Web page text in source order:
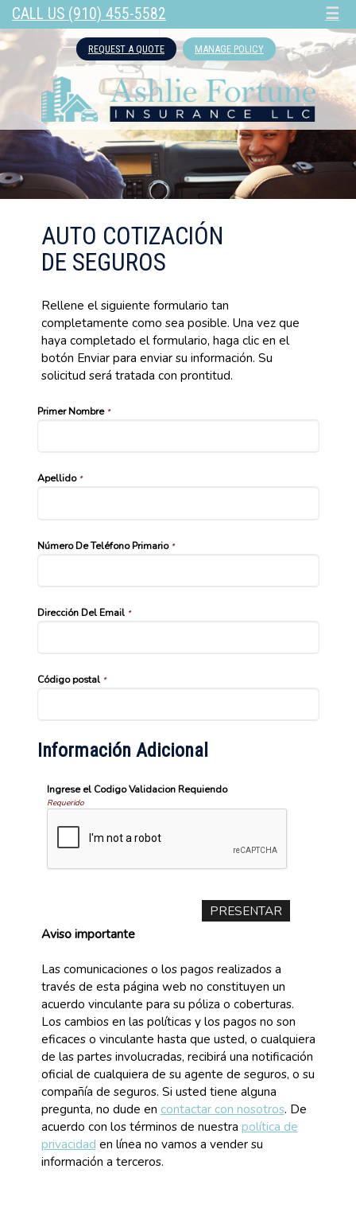
CALL US (910) 455-5582 ☰
REQUEST A QUOTE MANAGE POLICY
AUTO COTIZACIÓN
DE SEGUROS
Rellene el siguiente formulario tan
completamente como sea posible. Una vez que
haya completado el formulario, haga clic en el
botón Enviar para enviar su información. Su
solicitud será tratada con prontitud.
Primer Nombre *
Apellido*
Número De Teléfono Primario*
Dirección Del Email*
Código postal*
Información Adicional
Ingrese el Codigo Validacion Requiendo
Requerido
Aviso importante
Las comunicaciones o los pagos realizados a
través de esta página web no constituyen un
acuerdo vinculante para su póliza o coberturas.
Los cambios en las políticas y los pagos no son
eficaces o vinculante hasta que usted, o cualquiera
de las partes involucradas, recibirá una notificación
oficial de cualquiera de su agente de seguros, o su
compañía de seguros. Si usted tiene alguna
pregunta, no dude en contactar con nosotros. De
acuerdo con los términos de nuestra política de
privacidad en línea no vamos a vender su
información a terceros.